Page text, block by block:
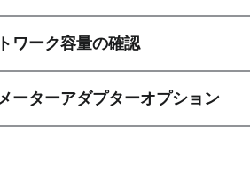
ワーク容量の確認
ーターアダプターオプション